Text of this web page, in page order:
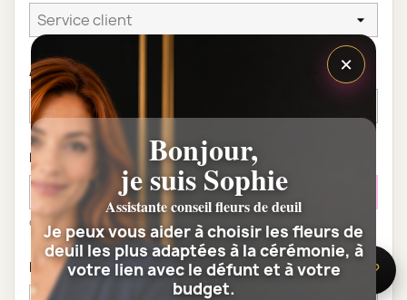
Adresse e-mail
Document joint
CHOISIR UN FICHIER
optionnel
Message 🌸 Besoin d’aide ?
×
Bonjour,
je suis Sophie
Assistante conseil fleurs de deuil
Je peux vous aider à choisir les fleurs de
deuil les plus adaptées à la cérémonie, à
votre lien avec le défunt et à votre
budget.